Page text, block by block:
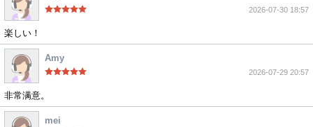
2026-07-30 18:57
楽しい！
Amy
2026-07-29 20:57
非常满意。
mei